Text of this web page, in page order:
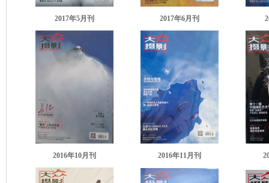
2017年5月刊 2017年6月刊
2016年10月刊 2016年11月刊